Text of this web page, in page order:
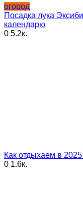
огород
Посадка лука
календарю
0 5.2к.
Как отдыхаем в
0 1.6к.